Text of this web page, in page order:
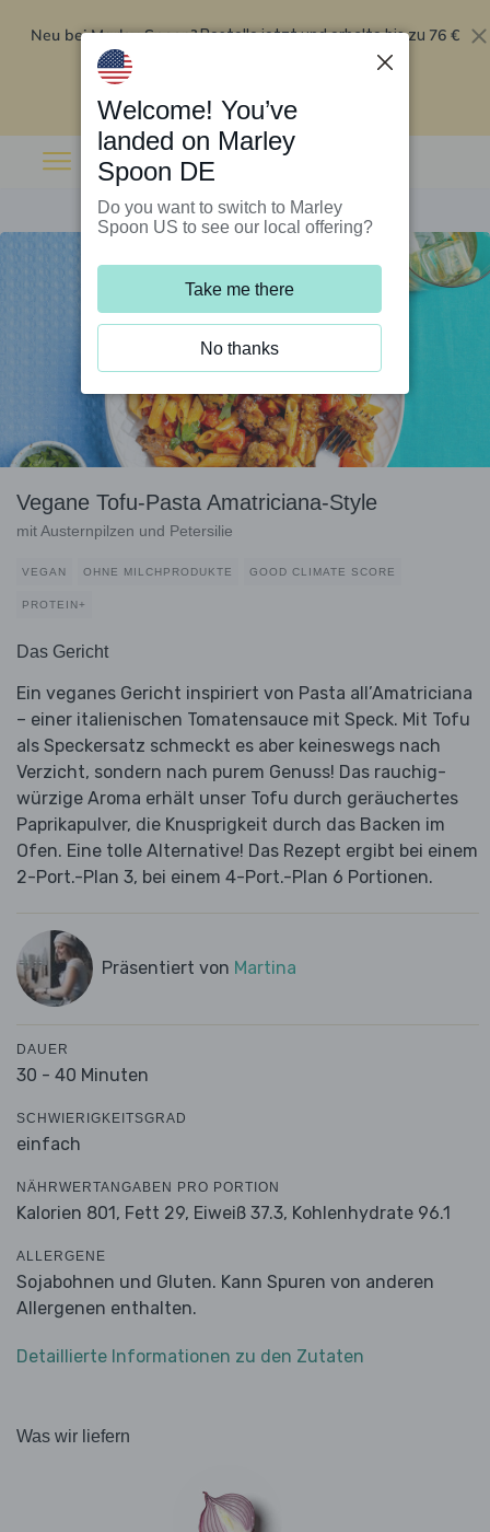
Neu bei Marley Spoon?Bestelle jetzt und erhalte bis zu 76 €
Rabatt auf deine ersten fünf Boxen
Vegane Tofu-Pasta Amatriciana-Style
mit Austernpilzen und Petersilie
VEGAN OHNE MILCHPRODUKTE GOOD CLIMATE SCORE
PROTEIN+
Das Gericht
Ein veganes Gericht inspiriert von Pasta all’Amatriciana
– einer italienischen Tomatensauce mit Speck. Mit Tofu
als Speckersatz schmeckt es aber keineswegs nach
Verzicht, sondern nach purem Genuss! Das rauchig-
würzige Aroma erhält unser Tofu durch geräuchertes
Paprikapulver, die Knusprigkeit durch das Backen im
Ofen. Eine tolle Alternative! Das Rezept ergibt bei einem
2-Port.-Plan 3, bei einem 4-Port.-Plan 6 Portionen.
Präsentiert von Martina
DAUER
30 - 40 Minuten
SCHWIERIGKEITSGRAD
einfach
NÄHRWERTANGABEN PRO PORTION
Kalorien 801, Fett 29, Eiweiß 37.3, Kohlenhydrate 96.1
ALLERGENE
Sojabohnen und Gluten. Kann Spuren von anderen
Allergenen enthalten.
Detaillierte Informationen zu den Zutaten
Was wir liefern
Welcome! You’ve
landed on Marley
Spoon DE
Do you want to switch to Marley
Spoon US to see our local offering?
Take me there
No thanks